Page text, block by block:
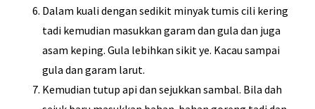
Dalam kuali dengan sedikit minyak tumis cili kering
tadi kemudian masukkan garam dan gula dan juga
asam keping. Gula lebihkan sikit ye. Kacau sampai
gula dan garam larut.
Kemudian tutup api dan sejukkan sambal. Bila dah